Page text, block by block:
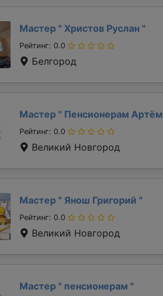
Мастер " Христов Руслан "
Рейтинг: 0.0
Белгород
Мастер " Пенсионерам Артём
Рейтинг: 0.0
Великий Новгород
Мастер " Янош Григорий "
Рейтинг: 0.0
Великий Новгород
Мастер " пенсионерам "